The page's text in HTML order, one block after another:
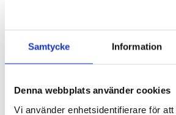
Samtycke Information
Denna webbplats använder cookies
Vi använder enhetsidentifierare för
och funktioner. I alla fall är detta TPU-skal ett bra
- Ger ett säkert grepp och förebygger tillfälliga fall
- Twill-textur design ger ett unik och stilren utseende
Kompatibilitet:iPhone 17
Förpackning: